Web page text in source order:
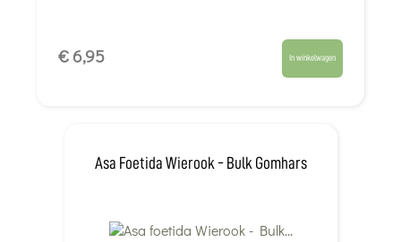
€ 6,95 In winkelwagen
Asa Foetida Wierook - Bulk Gomhars